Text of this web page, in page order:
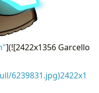
](![2422x1356 Garcello
6239831.jpg)2422x1